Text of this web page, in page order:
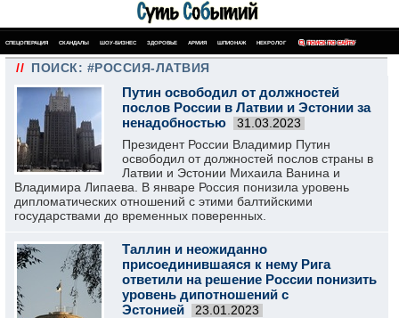
СПЕЦОПЕРАЦИЯ СКАНДАЛЫ ШОУ-БИЗНЕС ЗДОРОВЬЕ АРМИЯ ШПИОНАЖ НЕКРОЛОГ ПОИСК ПО САЙТУ
// ПОИСК: #РОССИЯ-ЛАТВИЯ
Путин освободил от должностей
послов России в Латвии и Эстонии за
ненадобностью
31.03.2023
Президент России Владимир Путин
освободил от должностей послов страны в
Латвии и Эстонии Михаила Ванина и
Владимира Липаева. В январе Россия понизила уровень
дипломатических отношений с этими балтийскими
государствами до временных поверенных.
Таллин и неожиданно
присоединившаяся к нему Рига
ответили на решение России понизить
уровень дипотношений с
Эстонией
23.01.2023